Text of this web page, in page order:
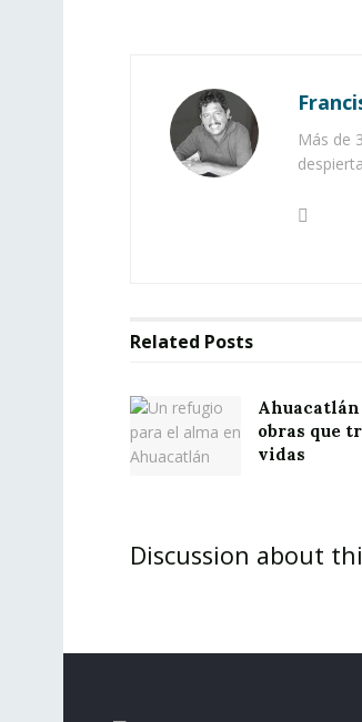
Más de
Related Posts
obras que
vidas
Discussion about